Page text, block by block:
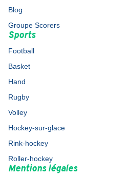
Blog
Groupe Scorers
Sports
Football
Basket
Hand
Rugby
Volley
Hockey-sur-glace
Rink-hockey
Roller-hockey
Mentions légales